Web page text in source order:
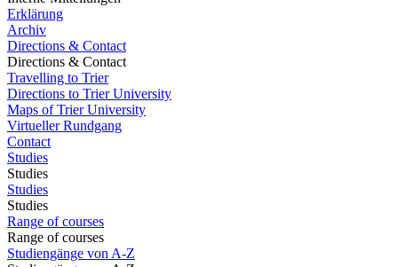
Erklärung
Archiv
Directions & Contact
Directions & Contact
Travelling to Trier
Directions to Trier University
Maps of Trier University
Virtueller Rundgang
Contact
Studies
Studies
Studies
Studies
Range of courses
Range of courses
Studiengänge von A-Z